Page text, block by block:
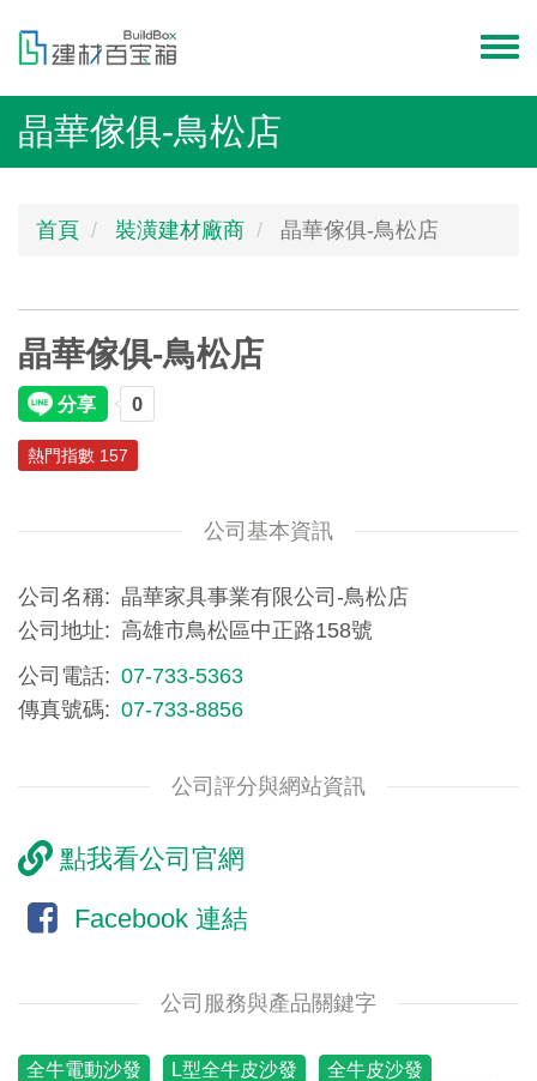
容
menu
晶華傢俱-鳥松店
首頁 裝潢建材廠商 晶華傢俱-鳥松店
晶華傢俱-鳥松店
熱門指數 157
公司基本資訊
公司名稱
晶華家具事業有限公司-鳥松店
公司地址
高雄市鳥松區中正路158號
公司電話
07-733-5363
傳真號碼
07-733-8856
公司評分與網站資訊
點我看公司官網
Facebook 連結
公司服務與產品關鍵字
全牛電動沙發 L型全牛皮沙發
全牛皮沙發